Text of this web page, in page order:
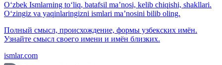
O‘zbek Ismlarning to‘liq, batafsil ma’nosi, kelib chiqishi, shakllari.
O‘zingiz va yaqinlaringizni ismlari ma’nosini bilib oling.
Полный смысл, происхождение, формы узбекских имён.
Узнайте смысл своего имени и имён близких.
ismlar.com